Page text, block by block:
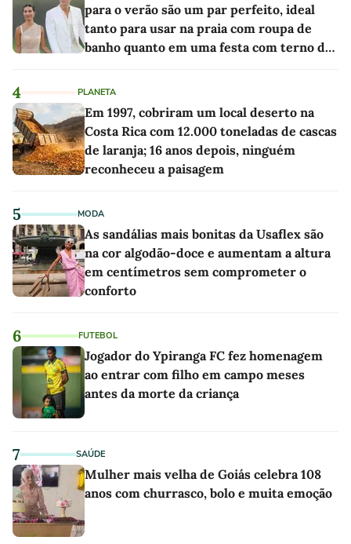
para o verão são um par perfeito, ideal
tanto para usar na praia com roupa de
banho quanto em uma festa com terno de
4 PLANETA
Em 1997, cobriram um local deserto na
Costa Rica com 12.000 toneladas de cascas
de laranja; 16 anos depois, ninguém
reconheceu a paisagem
5 MODA
As sandálias mais bonitas da Usaflex são
na cor algodão-doce e aumentam a altura
em centímetros sem comprometer o
conforto
6 FUTEBOL
Jogador do Ypiranga FC fez homenagem
ao entrar com filho em campo meses
antes da morte da criança
7 SAÚDE
Mulher mais velha de Goiás celebra 108
anos com churrasco, bolo e muita emoção